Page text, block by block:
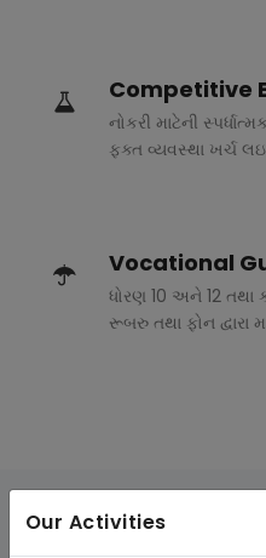
Our Activities
Competitive
નોકરી માટેની
ફક્ત વ્યવસ્થા ખર્ચ લઇ
Vocational
ધોરણ 10 અને 12 તથા
રૂબરુ તથા ફોન દ્વારા